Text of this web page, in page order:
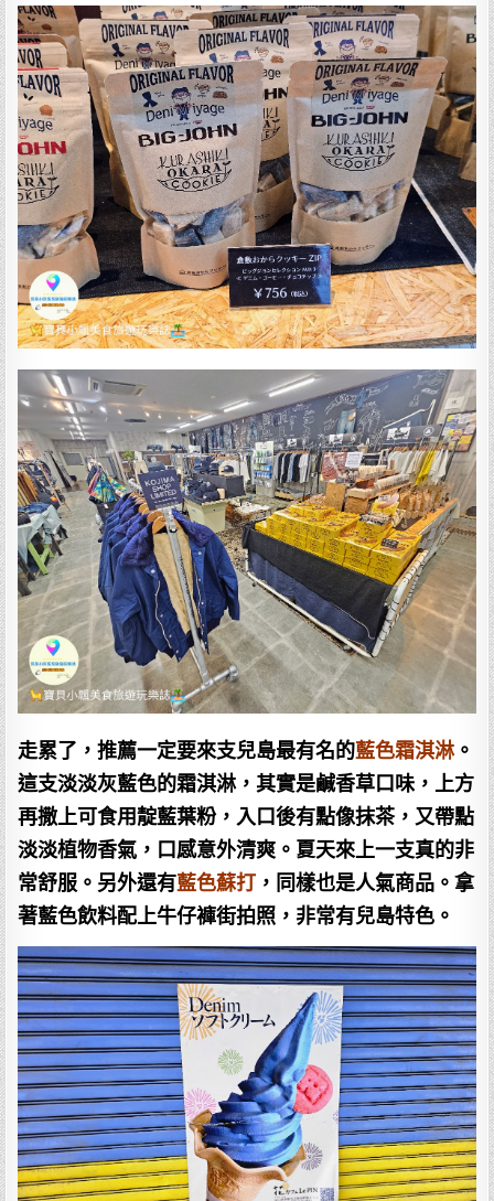
走累了，推薦一定要來支兒島最有名的藍色霜淇淋。
這支淡淡灰藍色的霜淇淋，其實是鹹香草口味，上方
再撒上可食用靛藍葉粉，入口後有點像抹茶，又帶點
淡淡植物香氣，口感意外清爽。夏天來上一支真的非
常舒服。另外還有藍色蘇打 ，同樣也是人氣商品。拿
著藍色飲料配上牛仔褲街拍照，非常有兒島特色。